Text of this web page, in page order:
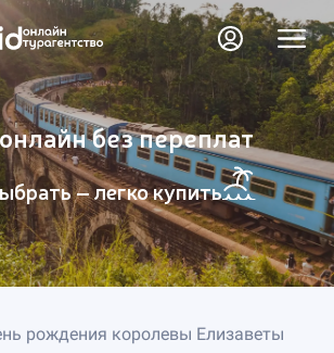
без переплат
– легко купить
рождения королевы Елизаветы